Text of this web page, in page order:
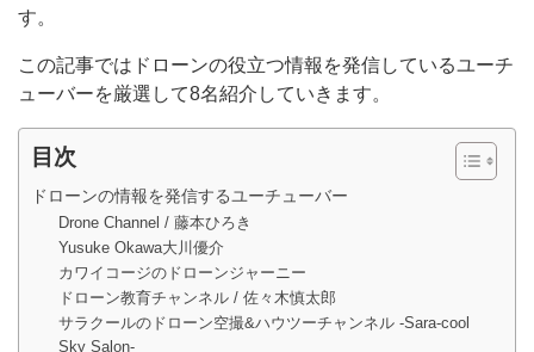
す。
この記事ではドローンの役立つ情報を発信しているユーチ
ューバーを厳選して8名紹介していきます。
目次
ドローンの情報を発信するユーチューバー
Drone Channel / 藤本ひろき
Yusuke Okawa大川優介
カワイコージのドローンジャーニー
ドローン教育チャンネル / 佐々木慎太郎
サラクールのドローン空撮&ハウツーチャンネル -Sara-cool
Sky Salon-